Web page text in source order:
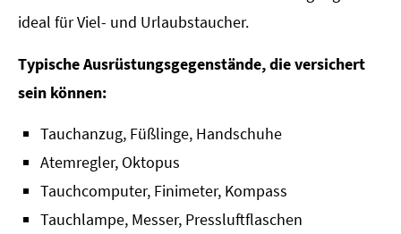
ideal für Viel- und Urlaubstaucher.
Typische Ausrüstungsgegenstände, die versichert
sein können:
Tauchanzug, Füßlinge, Handschuhe
Atemregler, Oktopus
Tauchcomputer, Finimeter, Kompass
Tauchlampe, Messer, Pressluftflaschen